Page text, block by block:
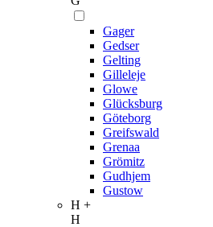
Gager
Gedser
Gelting
Gilleleje
Glowe
Glücksburg
Göteborg
Greifswald
Grenaa
Grömitz
Gudhjem
Gustow
H +
H